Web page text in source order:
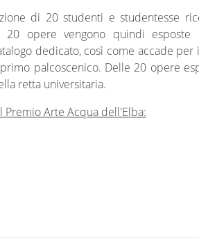
di 20 studenti e studentesse
20 opere vengono quindi esposte
dedicato, così come accade
palcoscenico. Delle 20 opere
retta universitaria.
Premio Arte Acqua dell'Elba: